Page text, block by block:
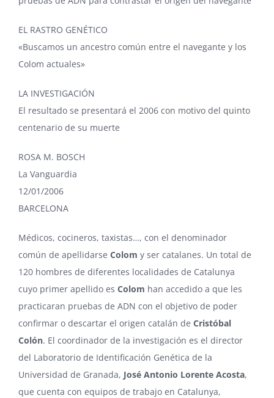
EL RASTRO GENÉTICO
«Buscamos un ancestro común entre el navegante y los
Colom actuales»
LA INVESTIGACIÓN
El resultado se presentará el 2006 con motivo del quinto
centenario de su muerte
ROSA M. BOSCH
La Vanguardia
12/01/2006
BARCELONA
Médicos, cocineros, taxistas…, con el denominador
común de apellidarse Colom y ser catalanes. Un total de
120 hombres de diferentes localidades de Catalunya
cuyo primer apellido es Colom han accedido a que les
practicaran pruebas de ADN con el objetivo de poder
confirmar o descartar el origen catalán de Cristóbal
Colón. El coordinador de la investigación es el director
del Laboratorio de Identificación Genética de la
Universidad de Granada, José Antonio Lorente Acosta,
que cuenta con equipos de trabajo en Catalunya,